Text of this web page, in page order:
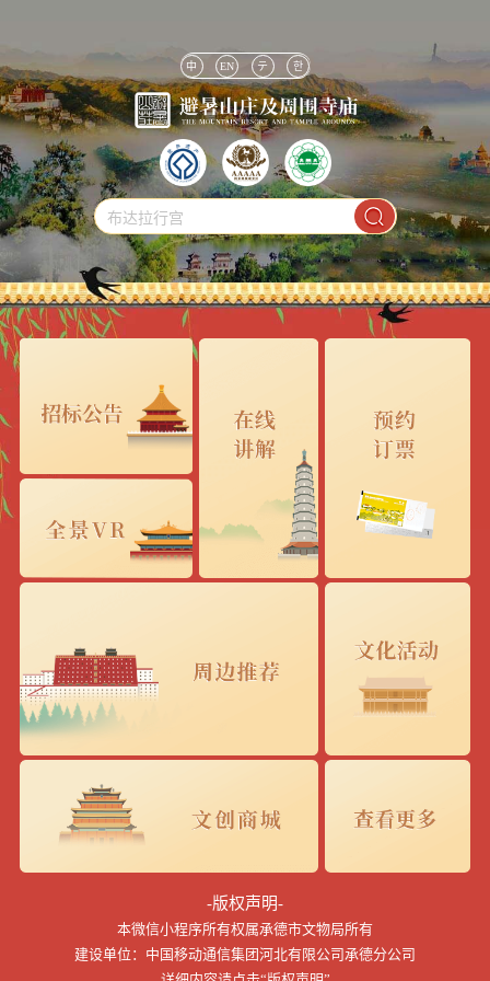
中 EN テ 한
布达拉行宫
-版权声明-
本微信小程序所有权属承德市文物局所有
建设单位：中国移动通信集团河北有限公司承德分公司